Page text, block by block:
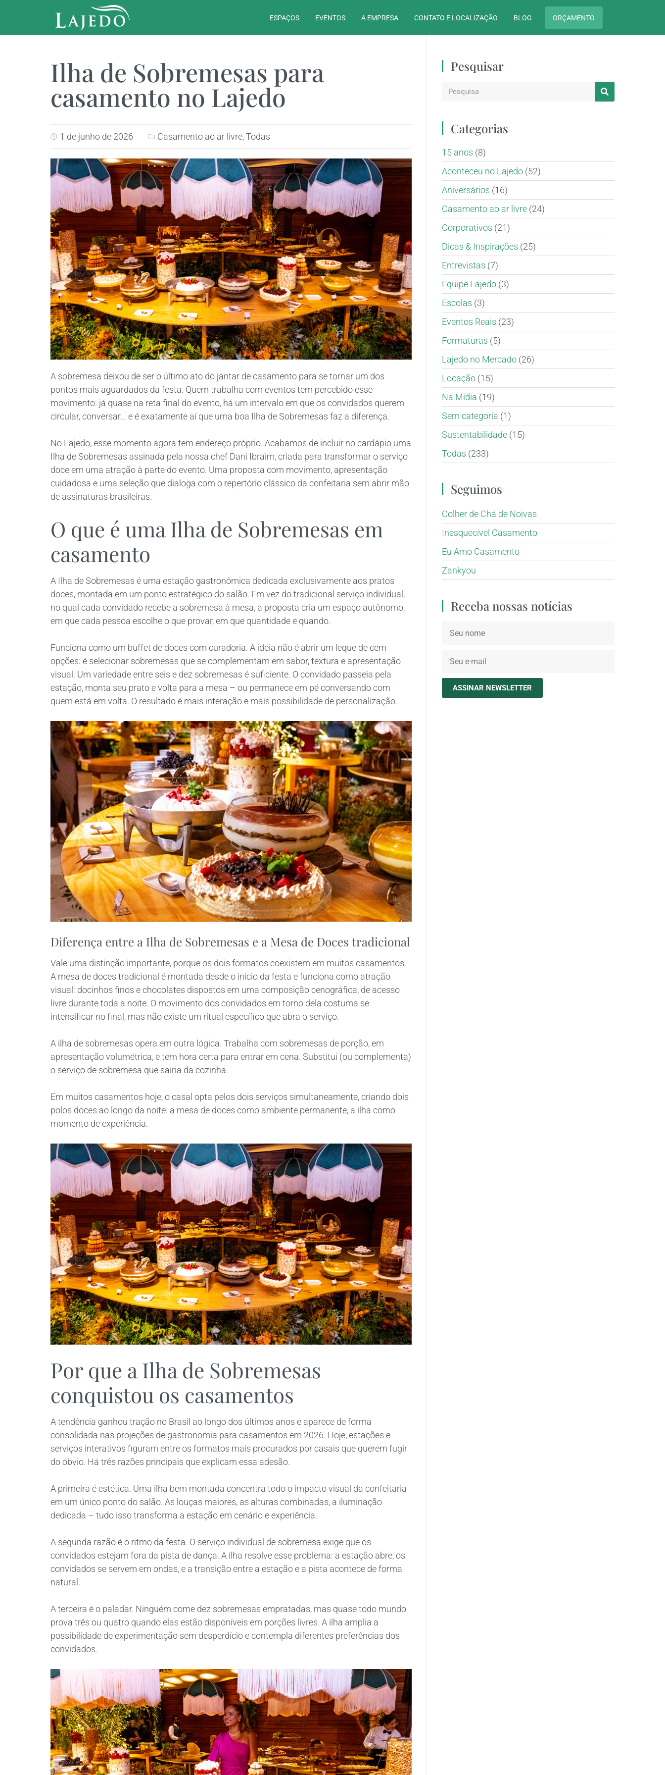
ESPAÇOS EVENTOS A EMPRESA CONTATO E LOCALIZAÇÃO BLOG ORÇAMENTO
Ilha de Sobremesas para
casamento no Lajedo
1 de junho de 2026 Casamento ao ar livre,Todas
A sobremesa deixou de ser o último ato do jantar de casamento para se tornar um dos
pontos mais aguardados da festa. Quem trabalha com eventos tem percebido esse
movimento: já quase na reta final do evento, há um intervalo em que os convidados querem
circular, conversar… e é exatamente aí que uma boa Ilha de Sobremesas faz a diferença.
No Lajedo, esse momento agora tem endereço próprio. Acabamos de incluir no cardápio uma
Ilha de Sobremesas assinada pela nossa chef Dani Ibraim, criada para transformar o serviço
doce em uma atração à parte do evento. Uma proposta com movimento, apresentação
cuidadosa e uma seleção que dialoga com o repertório clássico da confeitaria sem abrir mão
de assinaturas brasileiras.
O que é uma Ilha de Sobremesas em
casamento
A Ilha de Sobremesas é uma estação gastronômica dedicada exclusivamente aos pratos
doces, montada em um ponto estratégico do salão. Em vez do tradicional serviço individual,
no qual cada convidado recebe a sobremesa à mesa, a proposta cria um espaço autônomo,
em que cada pessoa escolhe o que provar, em que quantidade e quando.
Funciona como um buffet de doces com curadoria. A ideia não é abrir um leque de cem
opções: é selecionar sobremesas que se complementam em sabor, textura e apresentação
visual. Um variedade entre seis e dez sobremesas é suficiente. O convidado passeia pela
estação, monta seu prato e volta para a mesa – ou permanece em pé conversando com
quem está em volta. O resultado é mais interação e mais possibilidade de personalização.
Diferença entre a Ilha de Sobremesas e a Mesa de Doces tradicional
Vale uma distinção importante, porque os dois formatos coexistem em muitos casamentos.
A mesa de doces tradicional é montada desde o início da festa e funciona como atração
visual: docinhos finos e chocolates dispostos em uma composição cenográfica, de acesso
livre durante toda a noite. O movimento dos convidados em torno dela costuma se
intensificar no final, mas não existe um ritual específico que abra o serviço.
A ilha de sobremesas opera em outra lógica. Trabalha com sobremesas de porção, em
apresentação volumétrica, e tem hora certa para entrar em cena. Substitui (ou complementa)
o serviço de sobremesa que sairia da cozinha.
Em muitos casamentos hoje, o casal opta pelos dois serviços simultaneamente, criando dois
polos doces ao longo da noite: a mesa de doces como ambiente permanente, a ilha como
momento de experiência.
Por que a Ilha de Sobremesas
conquistou os casamentos
A tendência ganhou tração no Brasil ao longo dos últimos anos e aparece de forma
consolidada nas projeções de gastronomia para casamentos em 2026. Hoje, estações e
serviços interativos figuram entre os formatos mais procurados por casais que querem fugir
do óbvio. Há três razões principais que explicam essa adesão.
A primeira é estética. Uma ilha bem montada concentra todo o impacto visual da confeitaria
em um único ponto do salão. As louças maiores, as alturas combinadas, a iluminação
dedicada – tudo isso transforma a estação em cenário e experiência.
A segunda razão é o ritmo da festa. O serviço individual de sobremesa exige que os
convidados estejam fora da pista de dança. A ilha resolve esse problema: a estação abre, os
convidados se servem em ondas, e a transição entre a estação e a pista acontece de forma
natural.
A terceira é o paladar. Ninguém come dez sobremesas empratadas, mas quase todo mundo
prova três ou quatro quando elas estão disponíveis em porções livres. A ilha amplia a
possibilidade de experimentação sem desperdício e contempla diferentes preferências dos
convidados.
Pesquisar
Categorias
15 anos (8)
Aconteceu no Lajedo(52)
Aniversários (16)
Casamento ao ar livre(24)
Corporativos (21)
Dicas & Inspirações (25)
Entrevistas (7)
Equipe Lajedo(3)
Escolas (3)
Eventos Reais (23)
Formaturas (5)
Lajedo no Mercado(26)
Locação(15)
Na Mídia (19)
Sem categoria (1)
Sustentabilidade(15)
Todas (233)
Seguimos
Colher de Chá de Noivas
Inesquecível Casamento
Eu Amo Casamento
Zankyou
Receba nossas notícias
ASSINAR NEWSLETTER